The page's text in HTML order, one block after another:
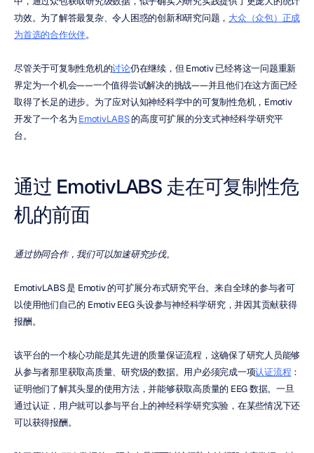
功效。为了解答最复杂、令人困惑的创新和研究问题， 大众（众包）正成
为首选的合作伙伴。
尽管关于可复制性危机的讨论仍在继续，但 Emotiv 已经将这一问题重新
界定为一个机会——一个值得尝试解决的挑战——并且他们在这方面已经
取得了长足的进步。为了应对认知神经科学中的可复制性危机，Emotiv
开发了一个名为 EmotivLABS 的高度可扩展的分支式神经科学研究平
台。
通过 EmotivLABS 走在可复制性危
机的前面
通过协同合作，我们可以加速研究步伐。
EmotivLABS 是 Emotiv 的可扩展分布式研究平台。来自全球的参与者可
以使用他们自己的 Emotiv EEG 头设参与神经科学研究，并因其贡献获得
报酬。
该平台的一个核心功能是其先进的质量保证流程，这确保了研究人员能够
从参与者那里获取高质量、研究级的数据。用户必须完成一项认证流程 ：
证明他们了解其头显的使用方法，并能够获取高质量的 EEG 数据。一旦
通过认证，用户就可以参与平台上的神经科学研究实验，在某些情况下还
可以获得报酬。